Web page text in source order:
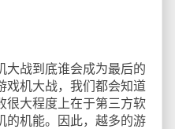
战到底谁会成为最后的
戏机大战，我们都会知道
很大程度上在于第三方软
的机能。因此，越多的游